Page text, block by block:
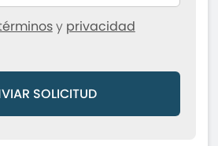
y privacidad
SOLICITUD